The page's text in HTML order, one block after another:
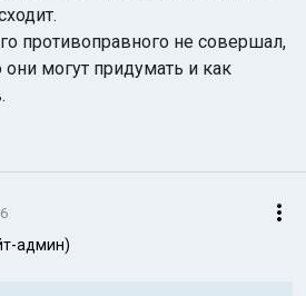
противоправного не совершал,
могут придумать и как
админ)